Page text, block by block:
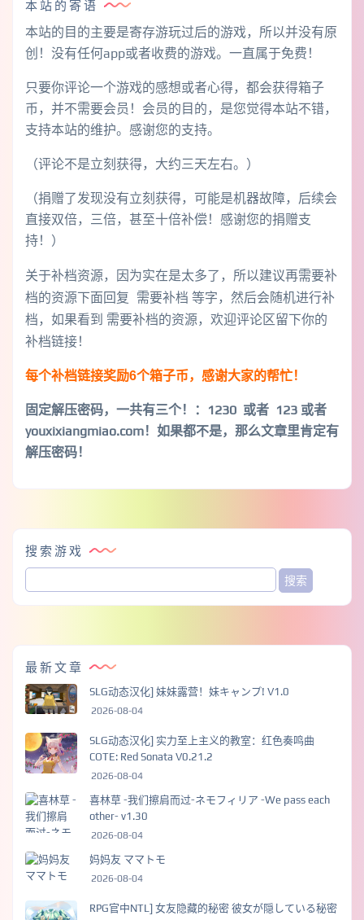
本站的寄语
本站的目的主要是寄存游玩过后的游戏，所以并没有原
创！没有任何app或者收费的游戏。一直属于免费！
只要你评论一个游戏的感想或者心得，都会获得箱子
币，并不需要会员！会员的目的，是您觉得本站不错，
支持本站的维护。感谢您的支持。
（评论不是立刻获得，大约三天左右。）
（捐赠了发现没有立刻获得，可能是机器故障，后续会
直接双倍，三倍，甚至十倍补偿！感谢您的捐赠支
持！）
关于补档资源，因为实在是太多了，所以建议再需要补
档的资源下面回复 需要补档 等字，然后会随机进行补
档，如果看到 需要补档的资源，欢迎评论区留下你的
补档链接！
每个补档链接奖励6个箱子币，感谢大家的帮忙！
固定解压密码，一共有三个！
：1230 或者 123 或者
youxixiangmiao.com！如果都不是，那么文章里肯定有
解压密码！
搜索游戏
最新文章
SLG动态汉化] 妹妹露营！妹キャンプ! V1.0
2026-08-04
SLG动态汉化] 实力至上主义的教室：红色奏鸣曲
COTE: Red Sonata V0.21.2
2026-08-04
喜林草 -我们擦肩而过-ネモフィリア -We pass each
other- v1.30
2026-08-04
妈妈友 ママトモ
2026-08-04
RPG官中NTL] 女友隐藏的秘密 彼女が隠している秘密